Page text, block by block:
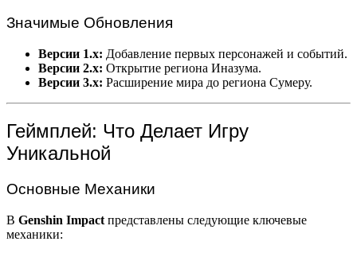
Значимые Обновления
Версии 1.x: Добавление первых персонажей и событий.
Версии 2.x: Открытие региона Иназума.
Версии 3.x: Расширение мира до региона Сумеру.
Геймплей: Что Делает Игру
Уникальной
Основные Механики
В Genshin Impact представлены следующие ключевые
механики: